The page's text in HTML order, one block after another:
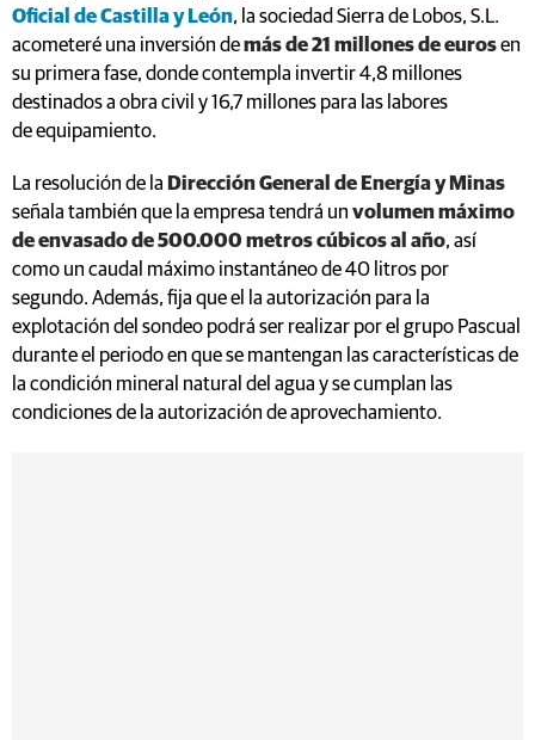
Oficial de Castilla y León, la sociedad Sierra de Lobos, S.L.
acometeré una inversión demás de 21 millones de eurosen
su primera fase, donde contempla invertir 4,8 millones
destinados a obra civil y 16,7 millones para las labores
de equipamiento.
La resolución de la Dirección General de Energía y Minas
señala también que la empresa tendrá un volumen máximo
de envasado de 500.000 metros cúbicos al año, así
como un caudal máximo instantáneo de 40 litros por
segundo. Además, fija que el la autorización para la
explotación del sondeo podrá ser realizar por el grupo Pascual
durante el periodo en que se mantengan las características de
la condición mineral natural del agua y se cumplan las
condiciones de la autorización de aprovechamiento.